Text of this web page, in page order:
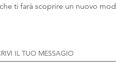
ti farà scoprire un nuovo
IL TUO MESSAGIO